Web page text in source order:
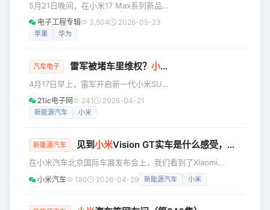
2026（International Conference on
Machine Learning）公布了论文录用结
果。
5月21日晚间，在小米17 Max系列新品
发布会上，小米创始人雷军公开向消费
者发出换机建议："未来两年，据我们的
贵。如果你有计划未来一年换手机的
态迅速引发行业热议，#雷军强烈推荐现
在就换手机#话题登上热搜。在发布会后
的媒体群访中，雷军进一步透露，小米
厂商，接下来
电子工程专辑 3,504 2026-05-23
苹果 华为
汽车电子 雷军被堵车里维权？ 小米
4月17日早上，雷军开启新一代小米SU7
从北京到上海的长途续航测试直播。在
长达15小时续航测试直播中，雷军多次
面再次被“黑”。 怎么回事呢？就是4月19
抵达盐城东台服务区时，米粉和车主在
车外热情欢迎，却被断章取义造谣说“被
主还叙述了事情的经过，就是大家在直
21ic电子网 241 2026-04-21
新能源汽车 小米
新能源汽车 见到小米Vision GT实车是什么感受，看李田原X山内一典怎么说？
在小米汽车北京国际车展发布会上，我们看到了Xiaomi
Vision Gran Turismo的动态亮相，是不是非常帅？ 在4月23
小米汽车 180 2026-04-29 新能源汽车 小米